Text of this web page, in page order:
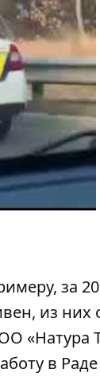
за
из них
«Натура
в